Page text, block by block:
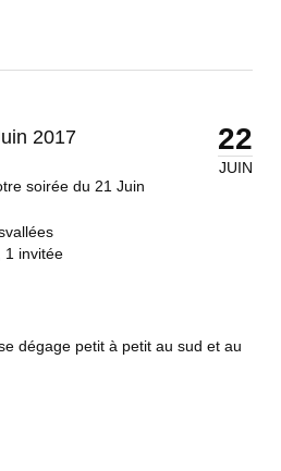
22
JUIN
2017
soirée du 21 Juin
1 invitée
dégage petit à petit au sud et au